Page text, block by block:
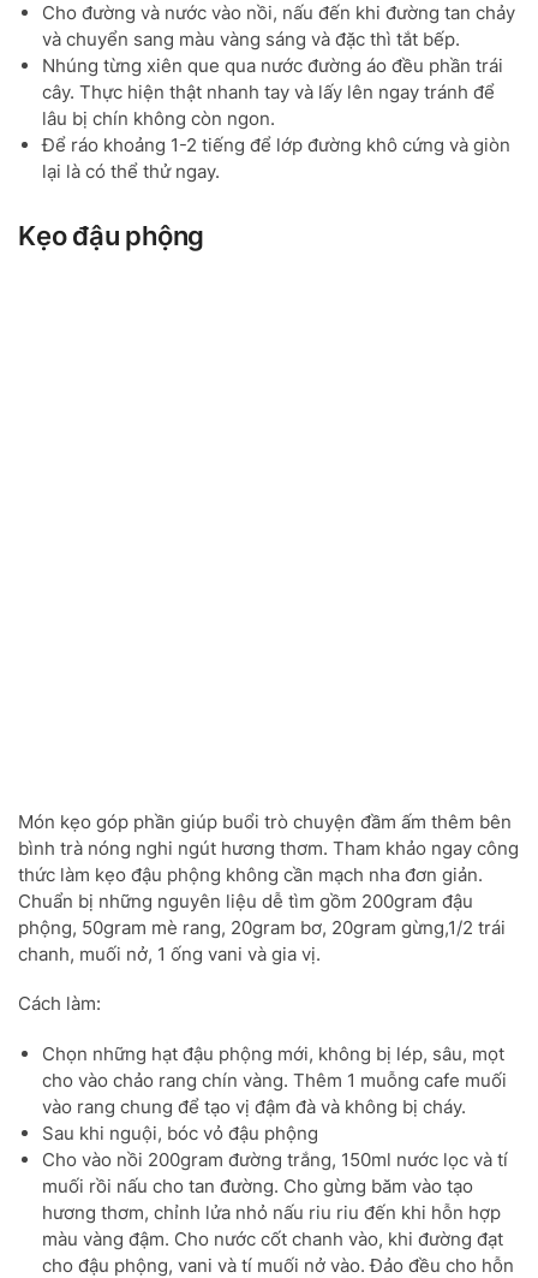
Cho đường và nước vào nồi, nấu đến khi đường tan chảy
và chuyển sang màu vàng sáng và đặc thì tắt bếp.
Nhúng từng xiên que qua nước đường áo đều phần trái
cây. Thực hiện thật nhanh tay và lấy lên ngay tránh để
lâu bị chín không còn ngon.
Để ráo khoảng 1-2 tiếng để lớp đường khô cứng và giòn
lại là có thể thử ngay.
Kẹo đậu phộng
Món kẹo góp phần giúp buổi trò chuyện đầm ấm thêm bên
bình trà nóng nghi ngút hương thơm. Tham khảo ngay công
thức làm kẹo đậu phộng không cần mạch nha đơn giản.
Chuẩn bị những nguyên liệu dễ tìm gồm 200gram đậu
phộng, 50gram mè rang, 20gram bơ, 20gram gừng,1/2 trái
chanh, muối nở, 1 ống vani và gia vị.
Cách làm:
Chọn những hạt đậu phộng mới, không bị lép, sâu, mọt
cho vào chảo rang chín vàng. Thêm 1 muỗng cafe muối
vào rang chung để tạo vị đậm đà và không bị cháy.
Sau khi nguội, bóc vỏ đậu phộng
Cho vào nồi 200gram đường trắng, 150ml nước lọc và tí
muối rồi nấu cho tan đường. Cho gừng băm vào tạo
hương thơm, chỉnh lửa nhỏ nấu riu riu đến khi hỗn hợp
màu vàng đậm. Cho nước cốt chanh vào, khi đường đạt
cho đậu phộng, vani và tí muối nở vào. Đảo đều cho hỗn